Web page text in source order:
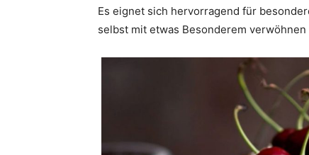
Es eignet sich hervorragend für
selbst mit etwas Besonderem verwöhnen